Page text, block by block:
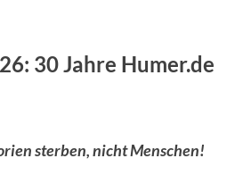
30 Jahre Humer.de
sterben, nicht Menschen!